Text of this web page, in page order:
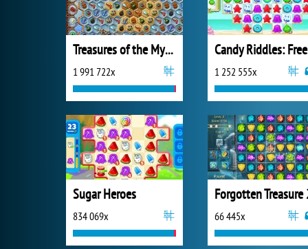
Treasures of the Mystic Sea
1 991 722x 1 252 555x
Sugar Heroes
834 069x
Forgotten Treasure
66 445x